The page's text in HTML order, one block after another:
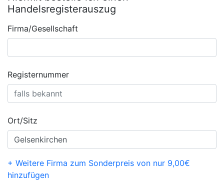
Handelsregisterauszug
Firma/Gesellschaft
Registernummer
Ort/Sitz
+ Weitere Firma zum Sonderpreis von nur 9,00€
hinzufügen